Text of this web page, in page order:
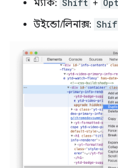
ম্যাক: Shift +
উইন্ডো/লিনাক্স: